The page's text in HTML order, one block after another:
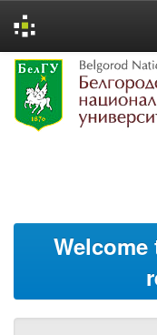
Skip
navigation
Welcome